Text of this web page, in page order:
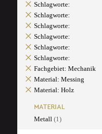
Schlagworte:
Schlagworte:
Schlagworte:
Schlagworte:
Schlagworte:
Schlagworte:
Fachgebiet: Mechanik
Material: Messing
Material: Holz
MATERIAL
Metall (1)